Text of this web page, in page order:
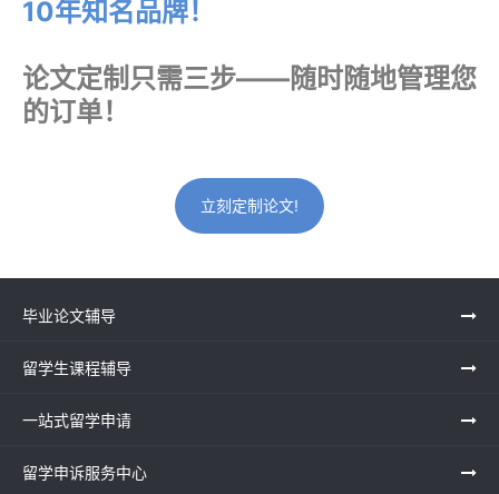
10年知名品牌！
论文定制只需三步——随时随地管理您
的订单！
立刻定制论文!
毕业论文辅导
留学生课程辅导
一站式留学申请
留学申诉服务中心